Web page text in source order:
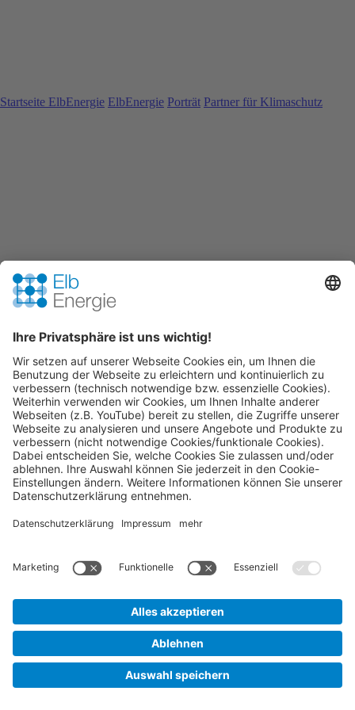
Startseite ElbEnergie ElbEnergie Porträt Partner für Klimaschutz